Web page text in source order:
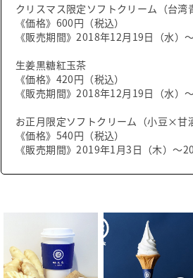
クリスマス限定ソフトクリーム（台湾
《価格》600円（税込）
《販売期間》2018年12月19日（水）
生姜黒糖紅玉茶
《価格》420円（税込）
《販売期間》2018年12月19日（水）
お正月限定ソフトクリーム（小豆×甘
《価格》540円（税込）
《販売期間》2019年1月3日（木）～